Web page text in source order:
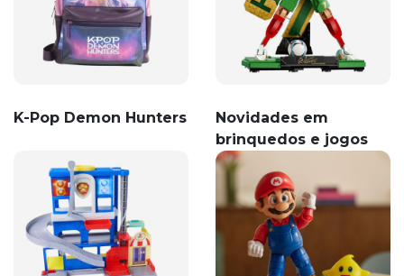
K-Pop Demon Hunters
Novidades em
brinquedos e jogos